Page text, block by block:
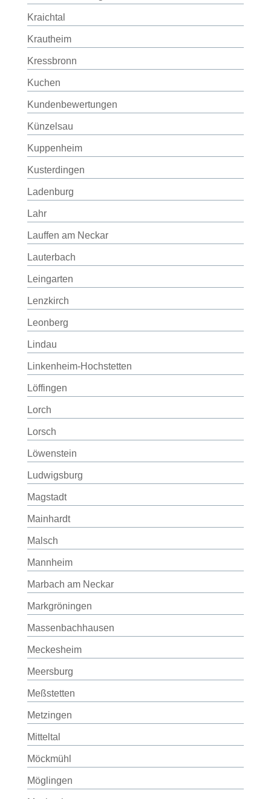
Kraichtal
Krautheim
Kressbronn
Kuchen
Kundenbewertungen
Künzelsau
Kuppenheim
Kusterdingen
Ladenburg
Lahr
Lauffen am Neckar
Lauterbach
Leingarten
Lenzkirch
Leonberg
Lindau
Linkenheim-Hochstetten
Löffingen
Lorch
Lorsch
Löwenstein
Ludwigsburg
Magstadt
Mainhardt
Malsch
Mannheim
Marbach am Neckar
Markgröningen
Massenbachhausen
Meckesheim
Meersburg
Meßstetten
Metzingen
Mitteltal
Möckmühl
Möglingen